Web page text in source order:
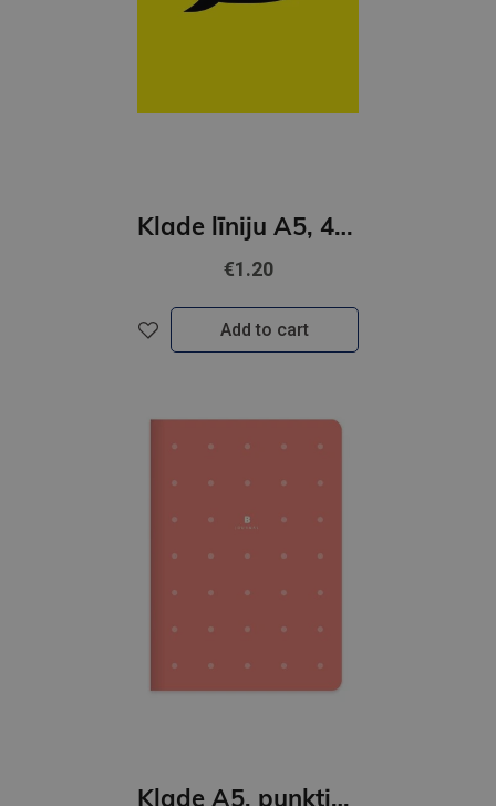
Klade līniju A5, 48 lapas, Globuss 2024
€1.20
Add to cart
Klade A5, punktiņu, 80lpp, cietajos vākos/ sarkana